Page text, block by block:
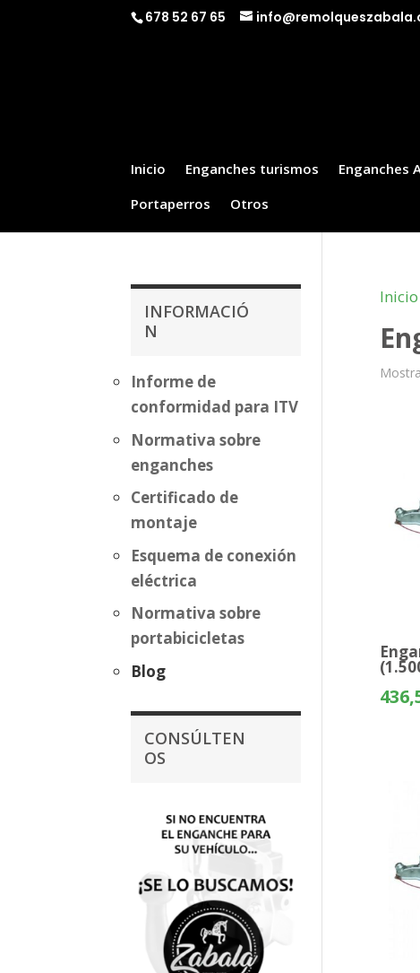
678 52 67 65
Inicio Enganches turismos Enganches
Portaperros
Otros
Inicio
INFORMACIÓ
N
Informe de
conformidad para ITV
Normativa sobre
enganches
Certificado de
montaje
Esquema de conexión
eléctrica
Normativa sobre
portabicicletas
Blog
CONSÚLTEN
OS